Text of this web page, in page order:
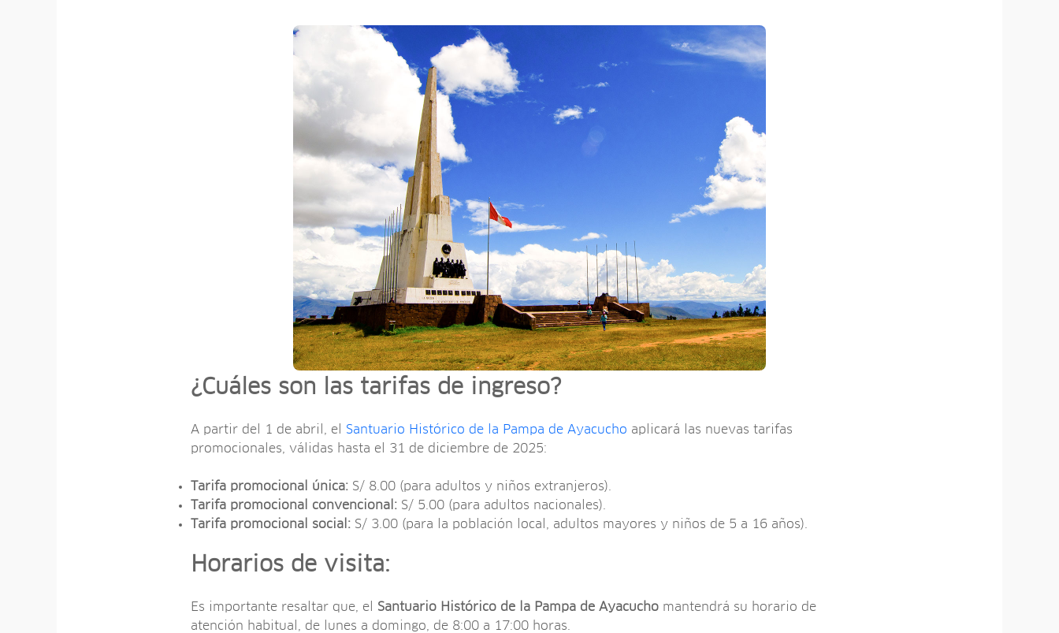
¿Cuáles son las tarifas de ingreso?
A partir del 1 de abril, el Santuario Histórico de la Pampa de Ayacucho aplicará las nuevas tarifas
promocionales, válidas hasta el 31 de diciembre de 2025:
Tarifa promocional única: S/ 8.00 (para adultos y niños extranjeros).
Tarifa promocional convencional: S/ 5.00 (para adultos nacionales).
Tarifa promocional social: S/ 3.00 (para la población local, adultos mayores y niños de 5 a 16 años).
Horarios de visita:
Es importante resaltar que, el Santuario Histórico de la Pampa de Ayacucho mantendrá su horario de
atención habitual, de lunes a domingo, de 8:00 a 17:00 horas.